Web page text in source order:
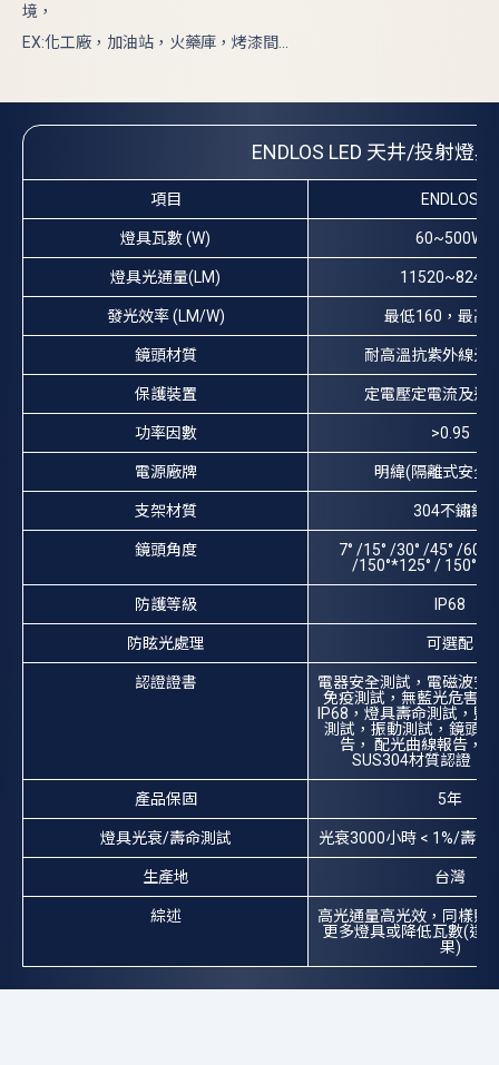
境，
EX:化工廠，加油站，火藥庫，烤漆間...
ENDLOS LED 天井/投射燈
項目 ENDLOS
燈具瓦數 (W) 60~500W
燈具光通量(LM)
發光效率 (LM/W) 最低160，最高
鏡頭材質 耐高溫抗紫外線光
保護裝置 定電壓定電流及過
功率因數 >0.95
電源廠牌 明緯(隔離式安全
支架材質 304不鏽鋼
鏡頭角度
7° /15° /30° /45° /60°
/150°*125° /
防護等級 IP68
防眩光處理 可選配
認證證書
電器安全測試，電磁波安
免疫測試，無藍光危害測
IP68，燈具壽命測試，鹽
測試，振動測試，鏡頭
告， 配光曲線報告，
SUS304材質認證，
產品保固 5年
燈具光衰/壽命測試 光衰3000小時 < 1%/壽命
生產地 台灣
綜述
高光通量高光效，同樣照
更多燈具或降低瓦數(達
果)